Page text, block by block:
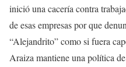
inició una cacería contra
de esas empresas por que
“Alejandrito” como si fuera
Araiza mantiene una política